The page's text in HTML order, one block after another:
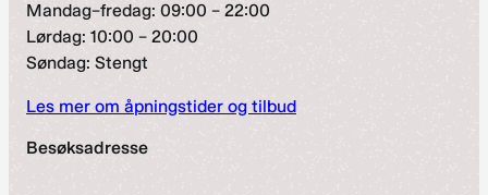
Mandag–fredag: 09:00 – 22:00
Lørdag: 10:00 – 20:00
Søndag: Stengt
Les mer om åpningstider og tilbud
Besøksadresse